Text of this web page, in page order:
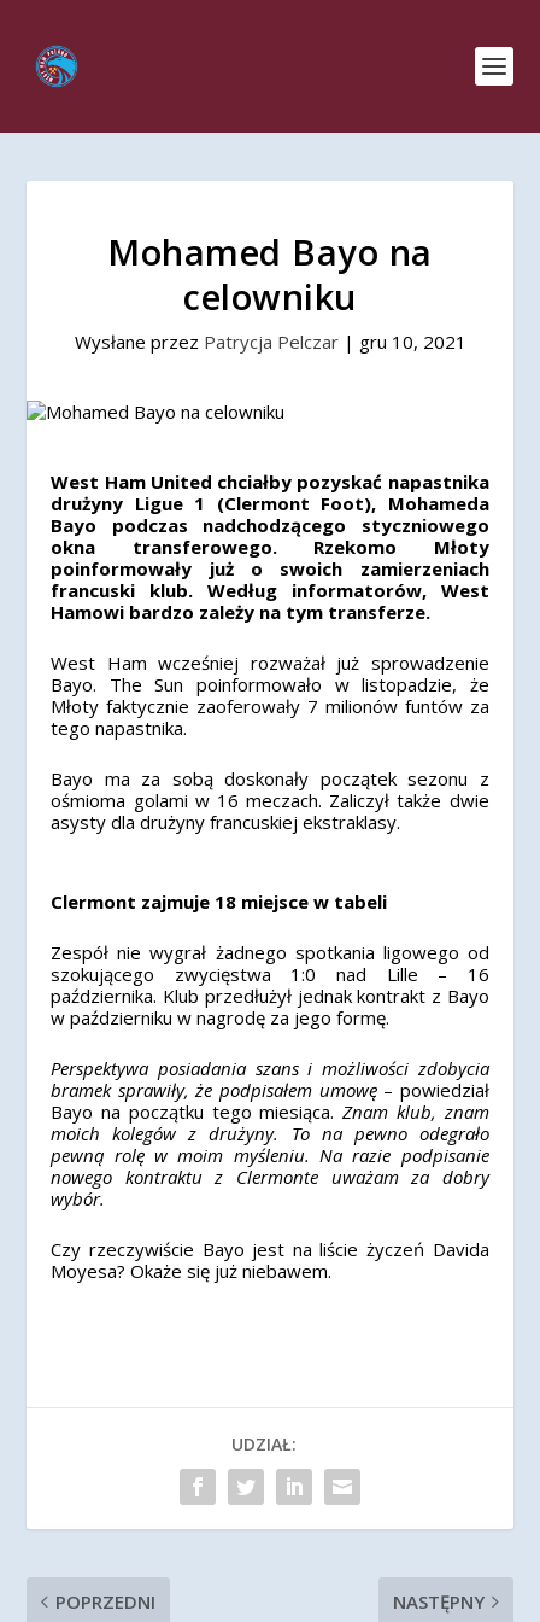
Mohamed Bayo na
celowniku
Wysłane przez Patrycja Pelczar| gru 10, 2021
West Ham United chciałby pozyskać napastnika
drużyny Ligue 1 (Clermont Foot), Mohameda
Bayo podczas nadchodzącego styczniowego
okna transferowego. Rzekomo Młoty
poinformowały już o swoich zamierzeniach
francuski klub. Według informatorów, West
Hamowi bardzo zależy na tym transferze.
West Ham wcześniej rozważał już sprowadzenie
Bayo. The Sun poinformowało w listopadzie, że
Młoty faktycznie zaoferowały 7 milionów funtów za
tego napastnika.
Bayo ma za sobą doskonały początek sezonu z
ośmioma golami w 16 meczach. Zaliczył także dwie
asysty dla drużyny francuskiej ekstraklasy.
Clermont zajmuje 18 miejsce w tabeli
Zespół nie wygrał żadnego spotkania ligowego od
szokującego zwycięstwa 1:0 nad Lille – 16
października. Klub przedłużył jednak kontrakt z Bayo
w październiku w nagrodę za jego formę.
Perspektywa posiadania szans i możliwości zdobycia
bramek sprawiły, że podpisałem umowę– powiedział
Bayo na początku tego miesiąca.Znam klub, znam
moich kolegów z drużyny. To na pewno odegrało
pewną rolę w moim myśleniu. Na razie podpisanie
nowego kontraktu z Clermonte uważam za dobry
wybór.
Czy rzeczywiście Bayo jest na liście życzeń Davida
Moyesa? Okaże się już niebawem.
UDZIAŁ:
POPRZEDNI NASTĘPNY